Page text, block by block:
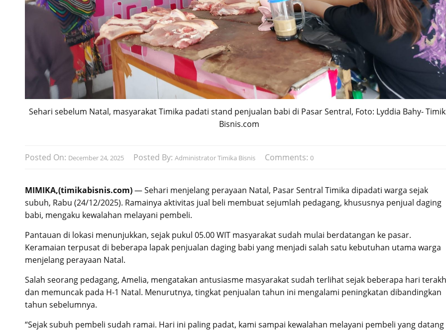
Sehari sebelum Natal, masyarakat Timika padati stand penjualan babi di Pasar Sentral, Foto: Lyddia Bahy-
Bisnis.com
Posted On: December 24, 2025 Posted By: Administrator Timika Bisnis Comments: 0
MIMIKA,(timikabisnis.com)— Sehari menjelang perayaan Natal, Pasar Sentral Timika dipadati warga sejak
subuh, Rabu (24/12/2025). Ramainya aktivitas jual beli membuat sejumlah pedagang, khususnya penjual daging
babi, mengaku kewalahan melayani pembeli.
Pantauan di lokasi menunjukkan, sejak pukul 05.00 WIT masyarakat sudah mulai berdatangan ke pasar.
Keramaian terpusat di beberapa lapak penjualan daging babi yang menjadi salah satu kebutuhan utama warga
menjelang perayaan Natal.
Salah seorang pedagang, Amelia, mengatakan antusiasme masyarakat sudah terlihat sejak beberapa hari
dan memuncak pada H-1 Natal. Menurutnya, tingkat penjualan tahun ini mengalami peningkatan dibandingkan
tahun sebelumnya.
“Sejak subuh pembeli sudah ramai. Hari ini paling padat, kami sampai kewalahan melayani pembeli yang datang